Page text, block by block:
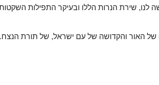
לנו, שירת הנרות הללו ובעיקר התפילות
של האור והקדושה של עם ישראל, של תורת הנצח.